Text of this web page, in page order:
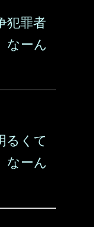
犯罪者
なーん
るくて
なーん